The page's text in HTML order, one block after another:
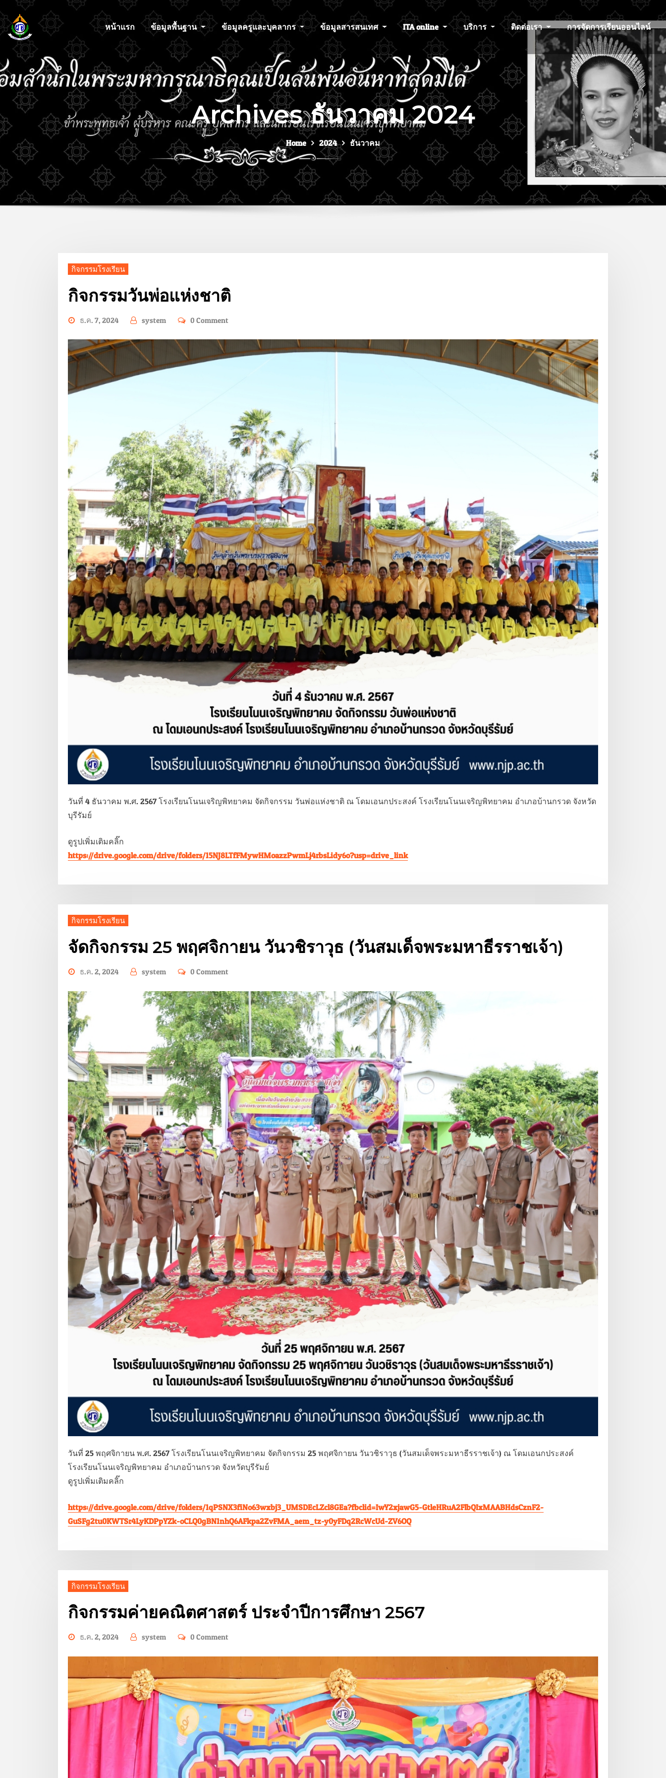
หน้าแรก ข้อมูลพื้นฐาน ข้อมูลครูและบุคลากร ข้อมูลสารสนเทศ ITA online บริการ ติดต่อเรา การจัดการเรียนออนไลน์
Archives ธันวาคม 2024
Home 2024 ธันวาคม
กิจกรรมโรงเรียน
กิจกรรมวันพ่อแห่งชาติ
ธ.ค. 7, 2024 system 0 Comment
วันที่ 4 ธันวาคม พ.ศ. 2567 โรงเรียนโนนเจริญพิทยาคม จัดกิจกรรม วันพ่อแห่งชาติ ณ โดมเอนกประสงค์ โรงเรียนโนนเจริญพิทยาคม อำเภอบ้านกรวด จังหวัด
บุรีรัมย์
ดูรูปเพิ่มเติมคลิ๊ก
https://drive.google.com/drive/folders/15NJ8LTfFMywHMoazzPwmLj4rbsLidy6o?usp=drive_link
กิจกรรมโรงเรียน
จัดกิจกรรม 25 พฤศจิกายน วันวชิราวุธ (วันสมเด็จพระมหาธีรราชเจ้า)
ธ.ค. 2, 2024 system 0 Comment
วันที่ 25 พฤศจิกายน พ.ศ. 2567 โรงเรียนโนนเจริญพิทยาคม จัดกิจกรรม 25 พฤศจิกายน วันวชิราวุธ (วันสมเด็จพระมหาธีรราชเจ้า) ณ โดมเอนกประสงค์
โรงเรียนโนนเจริญพิทยาคม อำเภอบ้านกรวด จังหวัดบุรีรัมย์
ดูรูปเพิ่มเติมคลิ๊ก
https://drive.google.com/drive/folders/1qPSNX3fiNo63wxbj3_UMSDEcLZcl8GEa?fbclid=IwY2xjawG5-GtleHRuA2FlbQIxMAABHdsCznF2-
GuSFg2tu0KWTSr4LyKDPpYZk-oCLQ0gBN1nhQ6AFkpa2ZvFMA_aem_tz-y0yFDq2RcWcUd-ZV6OQ
กิจกรรมโรงเรียน
กิจกรรมค่ายคณิตศาสตร์ ประจำปีการศึกษา 2567
ธ.ค. 2, 2024 system 0 Comment